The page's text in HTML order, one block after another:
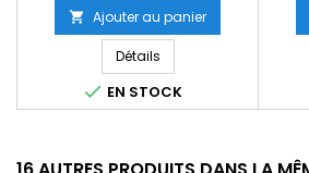
 Ajouter au panier
Détails
 EN STOCK